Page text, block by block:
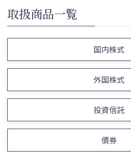
取扱商品一覧
国内株式
外国株式
投資信託
債券